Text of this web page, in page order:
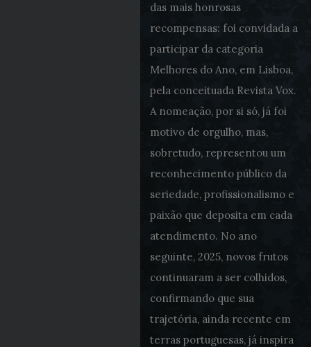
das mais honrosas
recompensas: foi convidada a
participar da categoria
Melhores do Ano, em Lisboa,
pela conceituada Revista Vox.
A nomeação, por si só, já foi
motivo de orgulho, mas,
sobretudo, representou um
reconhecimento público da
seriedade, profissionalismo e
paixão que deposita em cada
atendimento. No ano
seguinte, 2025, novos frutos
continuaram a ser colhidos,
confirmando que sua
trajetória, ainda recente em
terras portuguesas, já inspira